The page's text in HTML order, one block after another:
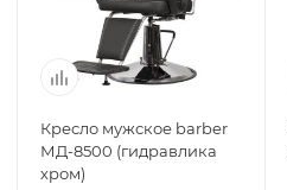
Кресло мужское barber
МД-8500 (гидравлика
хром)